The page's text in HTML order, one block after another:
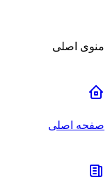
منوی اصلی
صفحه اصلی